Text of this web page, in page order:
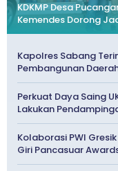
KDKMP Desa
Kemendes Dorong
Kapolres Sabang
Pembangunan
Perkuat Daya Saing
Lakukan
Kolaborasi PWI
Giri Pancasuar